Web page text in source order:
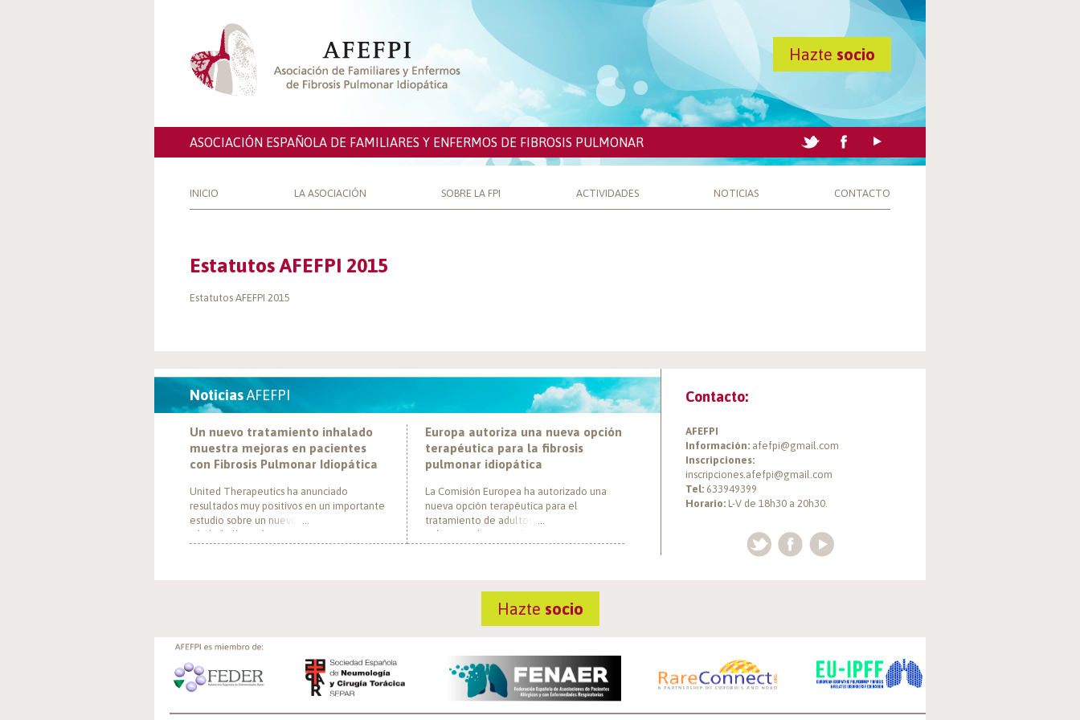
Hazte socio
ASOCIACIÓN ESPAÑOLA DE FAMILIARES Y ENFERMOS DE FIBROSIS PULMONAR
INICIO LA ASOCIACIÓN SOBRE LA FPI ACTIVIDADES NOTICIAS CONTACTO
Estatutos AFEFPI 2015
Estatutos AFEFPI 2015
NoticiasAFEFPI
Un nuevo tratamiento inhalado
muestra mejoras en pacientes
con Fibrosis Pulmonar Idiopática
United Therapeutics ha anunciado
resultados muy positivos en un importante
estudio sobre un nuevo tratamiento
inhalado llamado Tyvaso, dirigido a
Europa autoriza una nueva opción
terapéutica para la fibrosis
pulmonar idiopática
La Comisión Europea ha autorizado una
nueva opción terapéutica para el
tratamiento de adultos con fibrosis
pulmonar idiopática (FPI), marcando un hito
década. El medicamento, nerandomilast,
actúa mediante la inhibición preferencial
Contacto:
AFEFPI
Información: afefpi@gmail.com
Inscripciones:
inscripciones.afefpi@gmail.com
Tel: 633949399
Horario: L-V de 18h30 a 20h30.
Hazte socio